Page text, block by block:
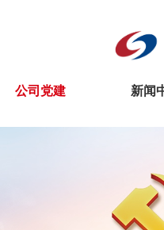
公司党建 新闻